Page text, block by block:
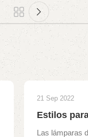
21 Sep 2022
Estilos
Las lámparas